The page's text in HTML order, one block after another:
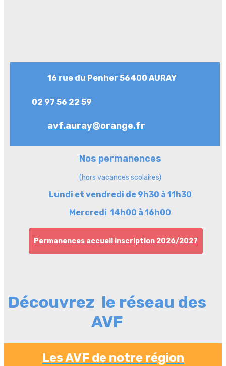
16 rue du Penher 56400 AURAY
02 97 56 22 59
avf.auray@orange.fr
Nos permanences
(hors vacances scolaires)
Lundi et vendredi de 9h30 à 11h30
Mercredi 14h00 à 16h00
Permanences accueil inscription 2026/2027
Découvrez le réseau des
AVF
Les AVF de notre région